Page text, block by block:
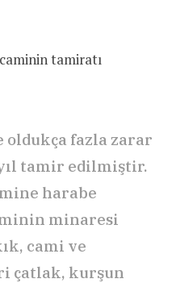
tamiratı
oldukça fazla zarar
tamir edilmiştir.
harabe
minaresi
cami ve
çatlak, kurşun